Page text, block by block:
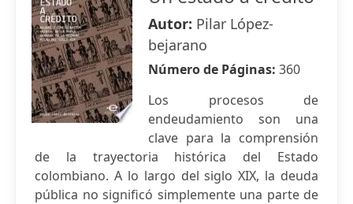
Autor: Pilar López-
bejarano
Número de Páginas: 360
Los procesos de
endeudamiento son una
clave para la comprensión
de la trayectoria histórica del Estado
colombiano. A lo largo del siglo XIX, la deuda
pública no significó simplemente una parte de